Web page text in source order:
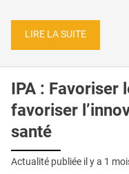
LIRE LA SUITE
IPA : Favoriser
favoriser
santé
Actualité publiée il y a 1